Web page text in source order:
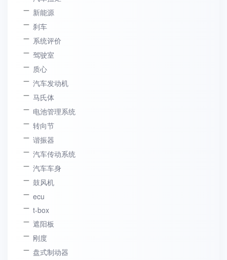
新能源
刹车
系统评价
驾驶室
质心
汽车发动机
马氏体
电池管理系统
转向节
谐振器
汽车传动系统
汽车车身
鼓风机
ecu
t-box
遮阳板
刚度
盘式制动器